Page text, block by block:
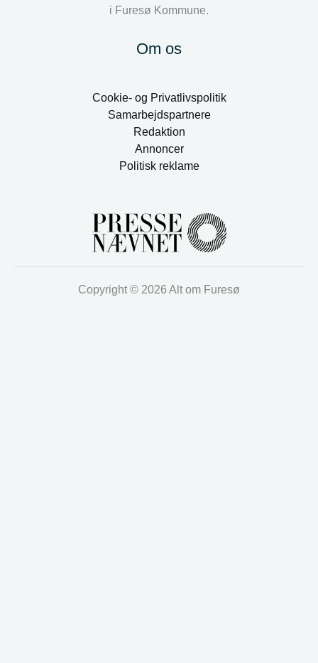
i Furesø Kommune.
Om os
Cookie- og Privatlivspolitik
Samarbejdspartnere
Redaktion
Annoncer
Politisk reklame
Copyright © 2026 Alt om Furesø